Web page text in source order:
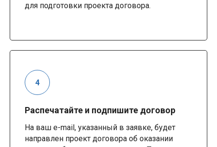
для подготовки проекта договора.
Распечатайте и подпишите договор
На ваш e-mail, указанный в заявке, будет
направлен проект договора об оказании